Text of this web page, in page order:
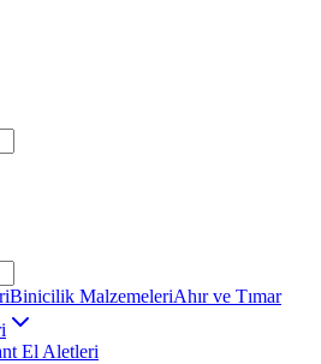
Binicilik MalzemeleriAhır ve Tımar
El Aletleri